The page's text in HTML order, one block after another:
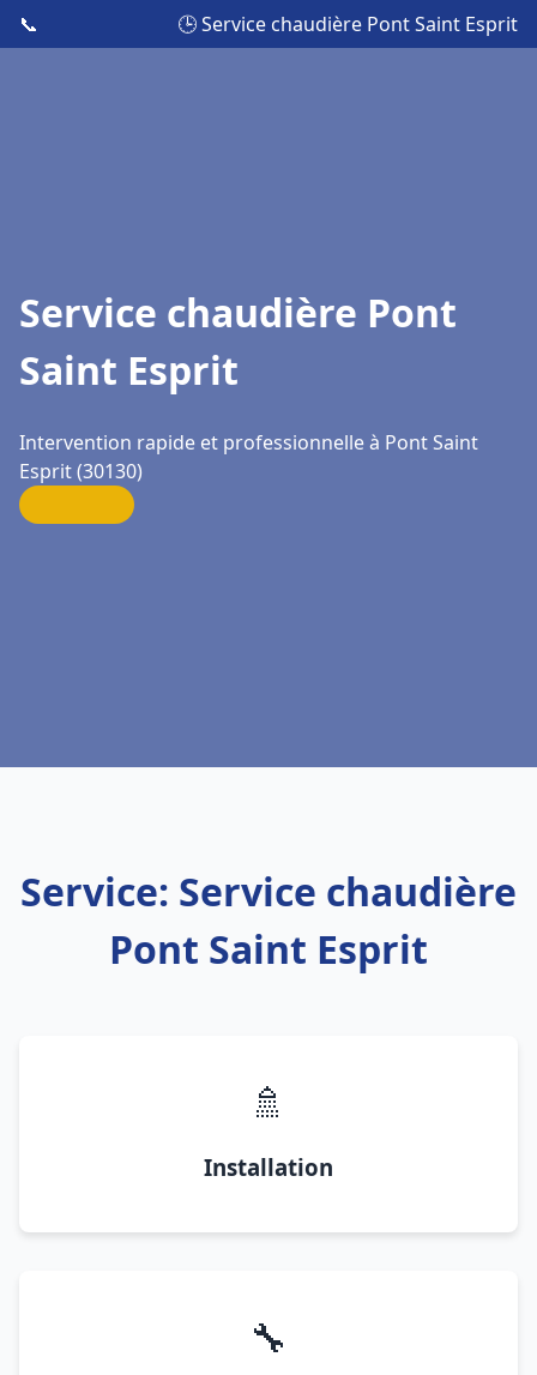
📞 🕒 Service chaudière Pont Saint Esprit
Service chaudière Pont
Saint Esprit
Intervention rapide et professionnelle à Pont Saint
Esprit (30130)
Service: Service chaudière
Pont Saint Esprit
🚿
Installation
🔧